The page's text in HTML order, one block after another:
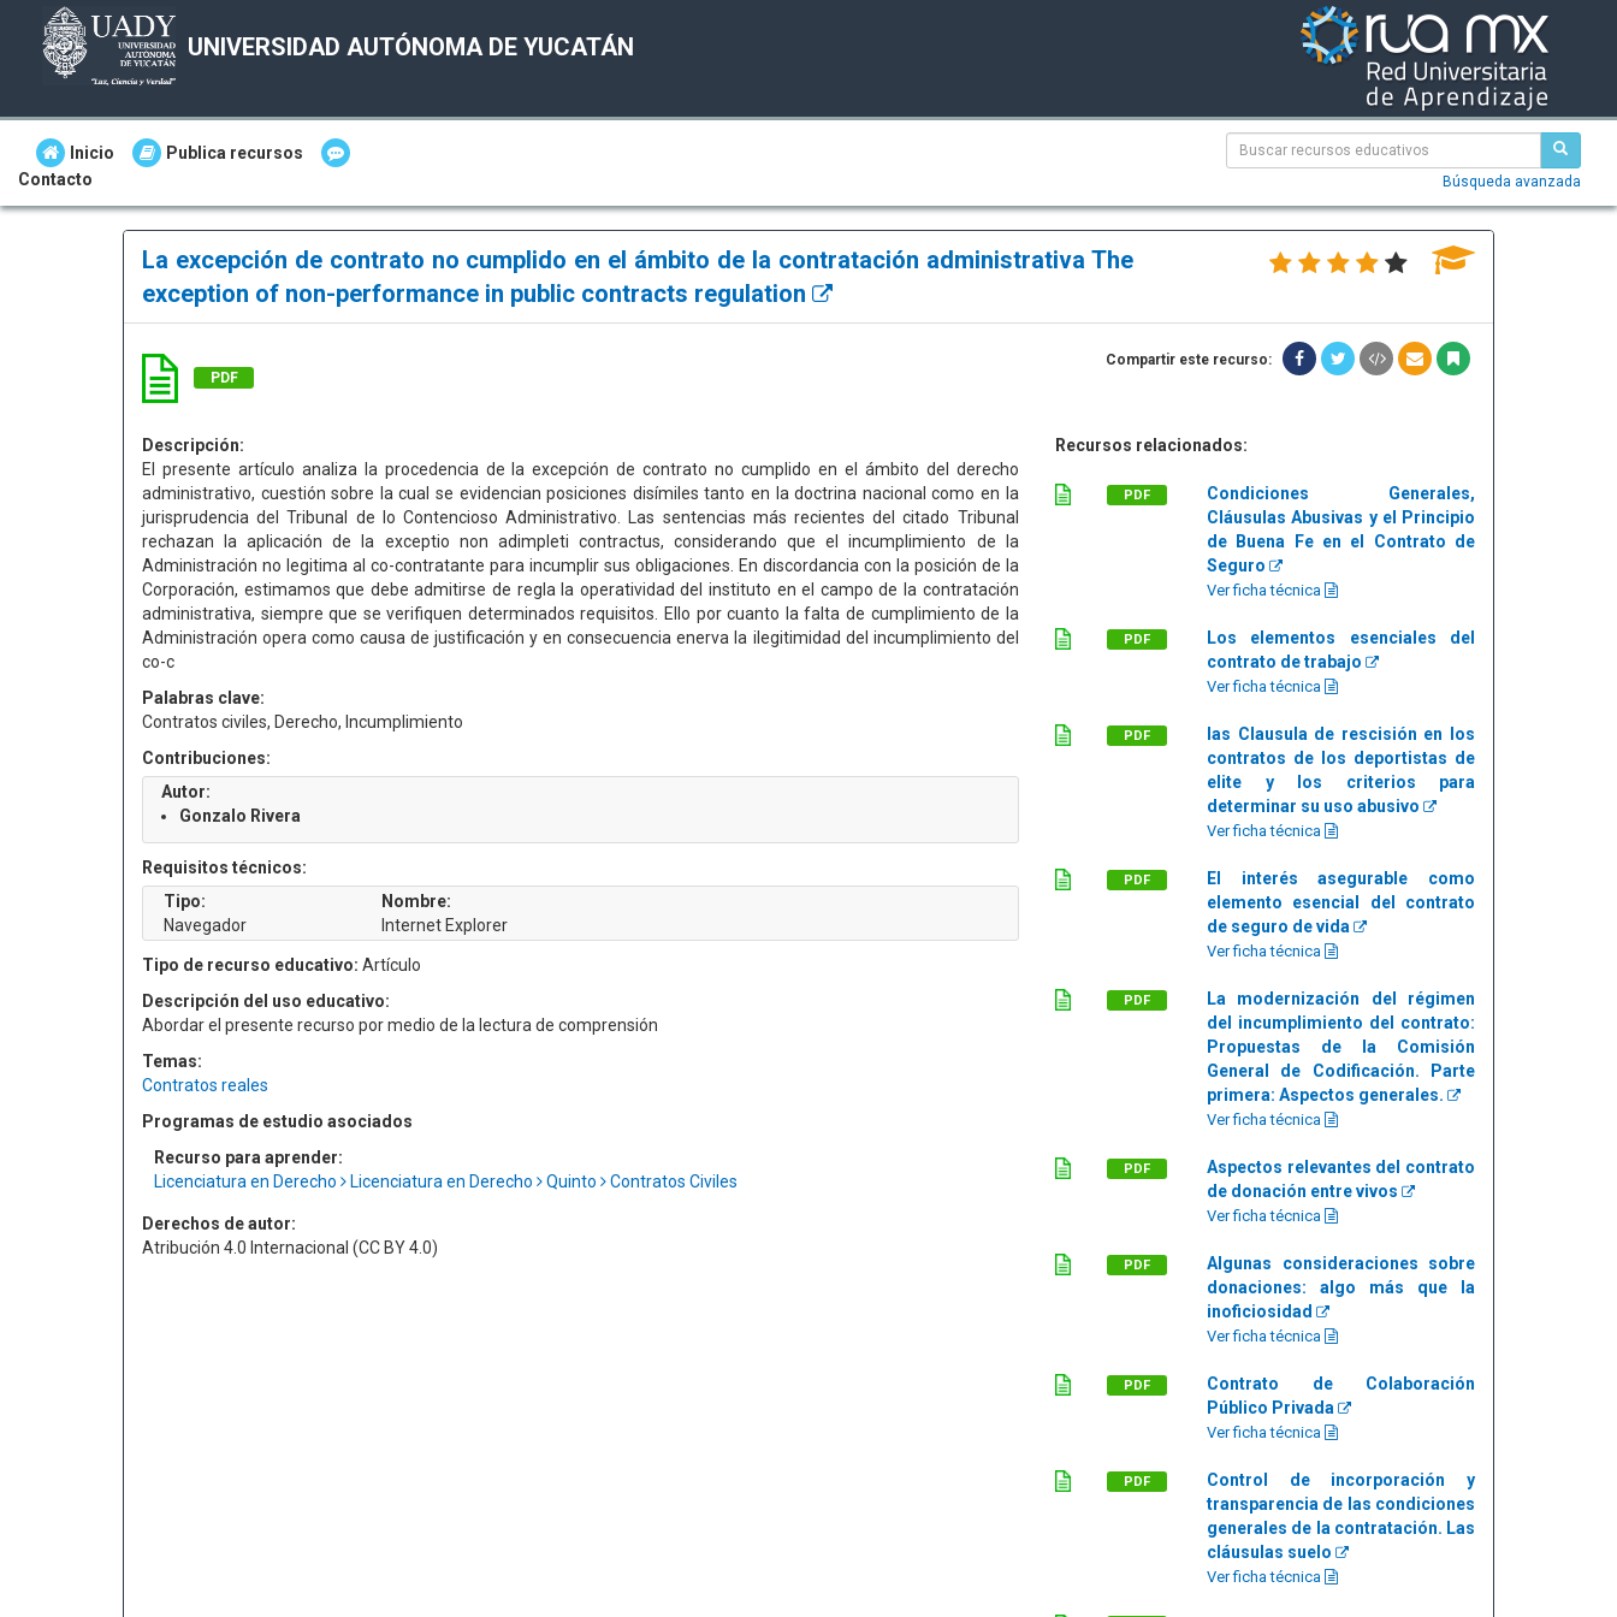
UNIVERSIDAD AUTÓNOMA DE YUCATÁN
Inicio
Publica recursos
Contacto
Búsqueda avanzada
La excepción de contrato no cumplido en el ámbito de la contratación administrativa The
exception of non-performance in public contracts regulation
PDF
Compartir este recurso:
Descripción:
El presente artículo analiza la procedencia de la excepción de contrato no cumplido en el ámbito del derecho
administrativo, cuestión sobre la cual se evidencian posiciones disímiles tanto en la doctrina nacional como en la
jurisprudencia del Tribunal de lo Contencioso Administrativo. Las sentencias más recientes del citado Tribunal
rechazan la aplicación de la exceptio non adimpleti contractus, considerando que el incumplimiento de la
Administración no legitima al co-contratante para incumplir sus obligaciones. En discordancia con la posición de la
Corporación, estimamos que debe admitirse de regla la operatividad del instituto en el campo de la contratación
administrativa, siempre que se verifiquen determinados requisitos. Ello por cuanto la falta de cumplimiento de la
Administración opera como causa de justificación y en consecuencia enerva la ilegitimidad del incumplimiento del
co-c
Palabras clave:
Contratos civiles, Derecho, Incumplimiento
Contribuciones:
Autor:
Gonzalo Rivera
Requisitos técnicos:
Tipo:
Navegador
Nombre:
Internet Explorer
Tipo de recurso educativo: Artículo
Descripción del uso educativo:
Abordar el presente recurso por medio de la lectura de comprensión
Temas:
Contratos reales
Programas de estudio asociados
Recurso para aprender:
Licenciatura en Derecho
Licenciatura en Derecho Quinto Contratos Civiles
Derechos de autor:
Atribución 4.0 Internacional (CC BY 4.0)
Recursos relacionados:
PDF
Condiciones Generales,
Cláusulas Abusivas y el Principio
de Buena Fe en el Contrato de
Seguro
Ver ficha técnica
PDF
Los elementos esenciales del
contrato de trabajo
Ver ficha técnica
PDF
las Clausula de rescisión en los
contratos de los deportistas de
elite y los criterios para
determinar su uso abusivo
Ver ficha técnica
PDF
El interés asegurable como
elemento esencial del contrato
de seguro de vida
Ver ficha técnica
PDF
La modernización del régimen
del incumplimiento del contrato:
Propuestas de la Comisión
General de Codificación. Parte
primera: Aspectos generales.
Ver ficha técnica
PDF
Aspectos relevantes del contrato
de donación entre vivos
Ver ficha técnica
PDF
Algunas consideraciones sobre
donaciones: algo más que la
inoficiosidad
Ver ficha técnica
PDF
Contrato de Colaboración
Público Privada
Ver ficha técnica
PDF
Control de incorporación y
transparencia de las condiciones
generales de la contratación. Las
cláusulas suelo
Ver ficha técnica